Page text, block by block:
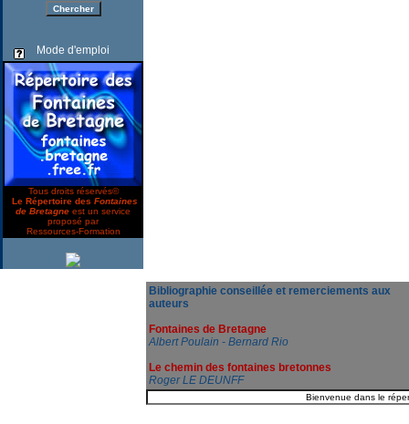
Mode d'emploi
Tous droits réservés©
Le Répertoire des Fontaines
de Bretagne est un service
proposé par
Ressources-Formation
Bibliographie conseillée et remerciements aux
auteurs
Fontaines de Bretagne
Albert Poulain - Bernard Rio
Le chemin des fontaines bretonnes
Roger LE DEUNFF